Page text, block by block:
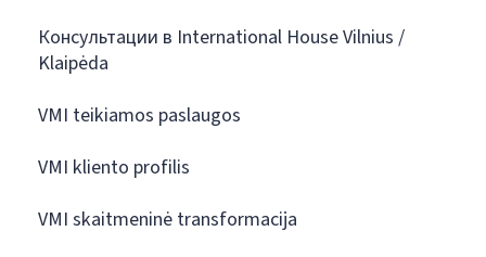
Консультации в International House Vilnius /
Klaipėda
VMI teikiamos paslaugos
VMI kliento profilis
VMI skaitmeninė transformacija